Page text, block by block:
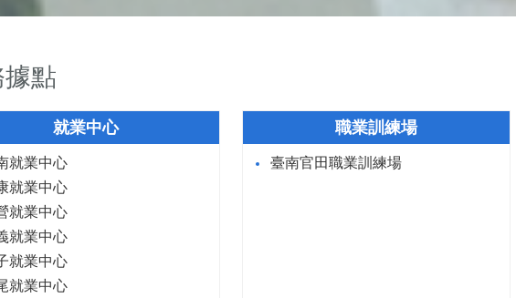
據點
就業中心
就業中心
就業中心
就業中心
就業中心
就業中心
就業中心
職業訓練場
臺南官田職業訓練場